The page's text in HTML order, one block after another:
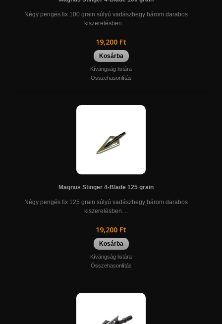
Négy pengés fix 100 grain súlyú vadászhegy három darabos
kiszerelésben. ..
19,200 Ft
Kosárba
Kívángság listára
Összehasonlítás
Magnus Stinger 4-Blade 125 grain
Négy pengés fix 125 grain súlyú vadászhegy három darabos
kiszerelésben. ..
19,200 Ft
Kosárba
Kívángság listára
Összehasonlítás